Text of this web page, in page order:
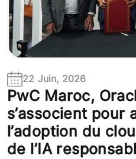
22 Juin, 2026
PwC Maroc,
s’associent pour
l’adoption du
de l’IA